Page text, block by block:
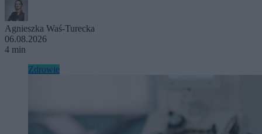
Agnieszka Waś-Turecka
06.08.2026
4 min
Zdrowie